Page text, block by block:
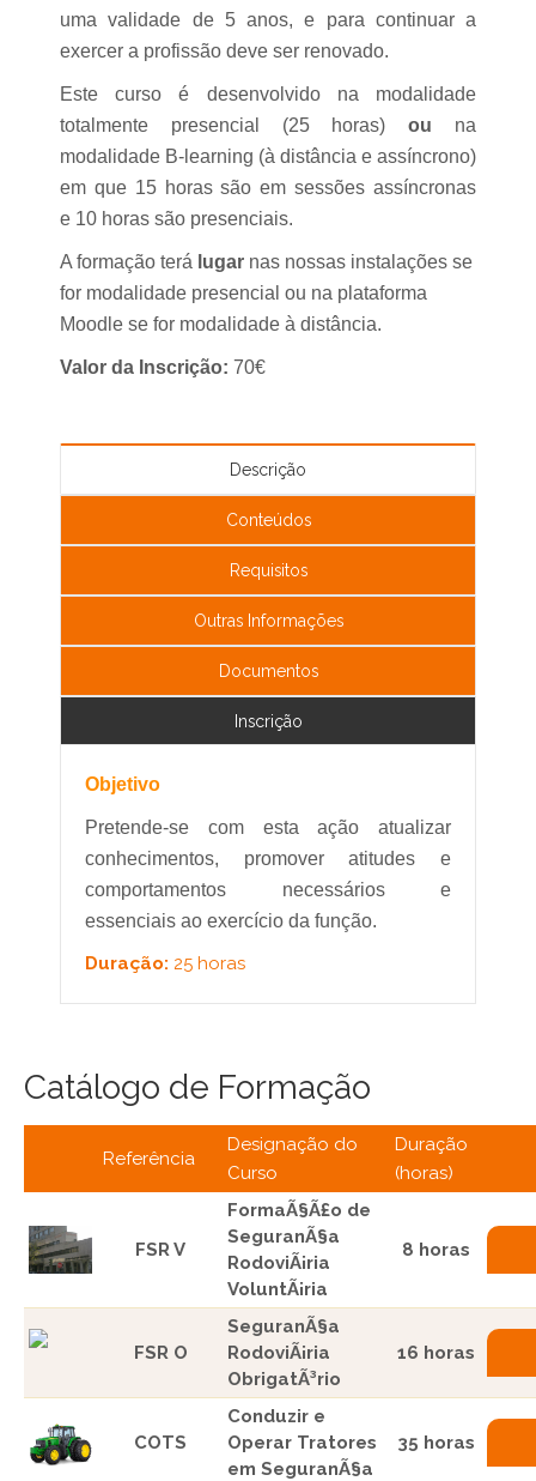
uma validade de 5 anos, e para continuar a
exercer a profissão deve ser renovado.
Este curso é desenvolvido na modalidade
totalmente presencial (25 horas)ou na
modalidade B-learning (à distância e assíncrono)
em que 15 horas são em sessões assíncronas
e 10 horas são presenciais.
A formação terá lugar nas nossas instalações se
for modalidade presencial ou na plataforma
Moodle se for modalidade à distância.
Valor da Inscrição: 70€
Descrição
Conteúdos
Requisitos
Outras Informações
Documentos
Inscrição
Objetivo
Pretende-se com esta ação atualizar
conhecimentos, promover atitudes e
comportamentos necessários e
essenciais ao exercício da função.
Duração: 25 horas
Catálogo de Formação
Referência
Designação do
Curso
Duração
(horas)
FSR V
FormaÃ§Ã£o de
SeguranÃ§a
RodoviÃ¡ria
VoluntÃ¡ria
8 horas
FSR O
SeguranÃ§a
RodoviÃ¡ria
ObrigatÃ³rio
16 horas
COTS
Conduzir e
Operar Tratores
em SeguranÃ§a
35 horas